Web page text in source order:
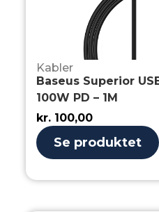
Kabler
Baseus Superior
100W PD – 1M
kr. 100,00
Se produktet